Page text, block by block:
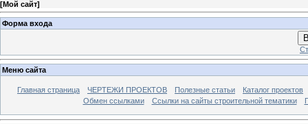
[Мой сайт]
Форма входа
Меню сайта
Главная страница ЧЕРТЕЖИ ПРОЕКТОВ Полезные статьи
Каталог проектов
Обмен ссылками
Ссылки на сайты строительной тематики